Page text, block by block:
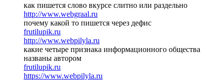
как пишется слово вкурсе слитно или раздельно
http://www.webgraal.ru
почему какой то пишется через дефис
frutilupik.ru
http://www.webpilyla.ru
какие четыре признака информационного общества
названы автором
frutilupik.ru
https://www.webpilyla.ru